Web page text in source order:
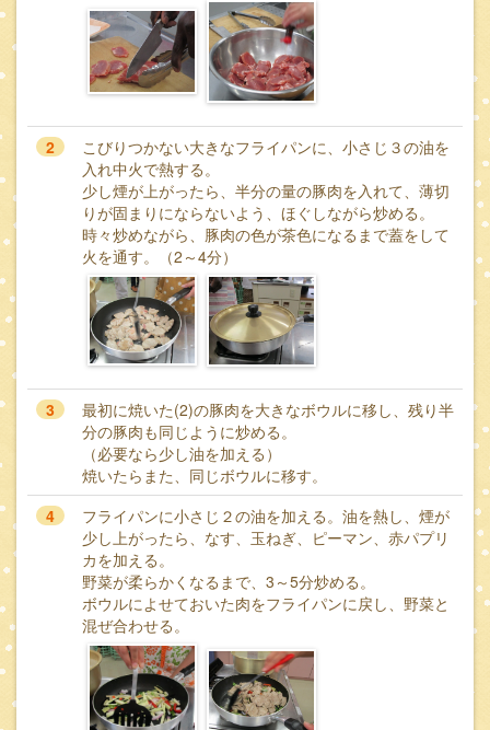
2
こびりつかない大きなフライパンに、小さじ３の油を
入れ中火で熱する。
少し煙が上がったら、半分の量の豚肉を入れて、薄切
りが固まりにならないよう、ほぐしながら炒める。
時々炒めながら、豚肉の色が茶色になるまで蓋をして
火を通す。（2～4分）
3
最初に焼いた(2)の豚肉を大きなボウルに移し、残り半
分の豚肉も同じように炒める。
（必要なら少し油を加える）
焼いたらまた、同じボウルに移す。
4
フライパンに小さじ２の油を加える。油を熱し、煙が
少し上がったら、なす、玉ねぎ、ピーマン、赤パプリ
カを加える。
野菜が柔らかくなるまで、3～5分炒める。
ボウルによせておいた肉をフライパンに戻し、野菜と
混ぜ合わせる。